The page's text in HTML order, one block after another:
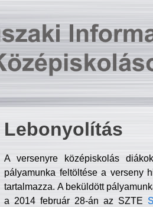
Lebonyolítás
A versenyre középiskolás
pályamunka feltöltése a verseny
tartalmazza. A beküldött
a 2014 február 28-án az SZTE